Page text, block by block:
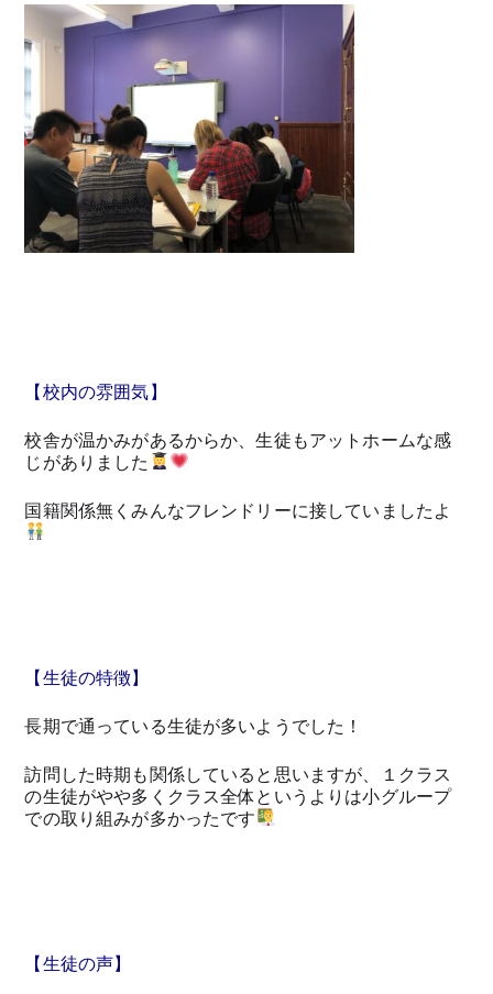
【校内の雰囲気】
校舎が温かみがあるからか、生徒もアットホームな感
じがありました
国籍関係無くみんなフレンドリーに接していましたよ
【生徒の特徴】
長期で通っている生徒が多いようでした！
訪問した時期も関係していると思いますが、１クラス
の生徒がやや多くクラス全体というよりは小グループ
での取り組みが多かったです
【生徒の声】